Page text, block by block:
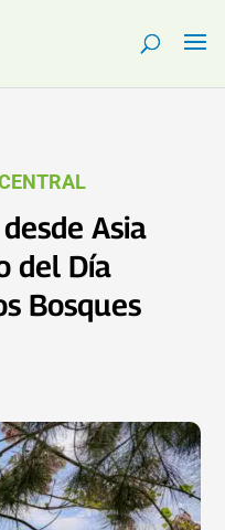
Asia
del Día
Bosques